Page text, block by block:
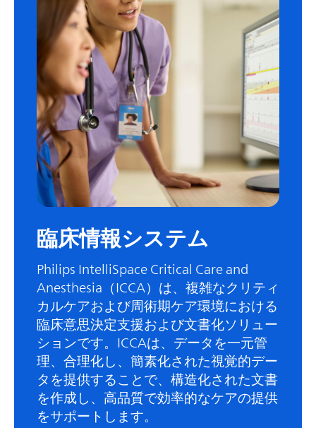
臨床情報システム
Philips IntelliSpace Critical Care and
Anesthesia（ICCA）は、複雑なクリティ
カルケアおよび周術期ケア環境における
臨床意思決定支援および文書化ソリュー
ションです。ICCAは、データを一元管
理、合理化し、簡素化された視覚的デー
タを提供することで、構造化された文書
を作成し、高品質で効率的なケアの提供
をサポートします。